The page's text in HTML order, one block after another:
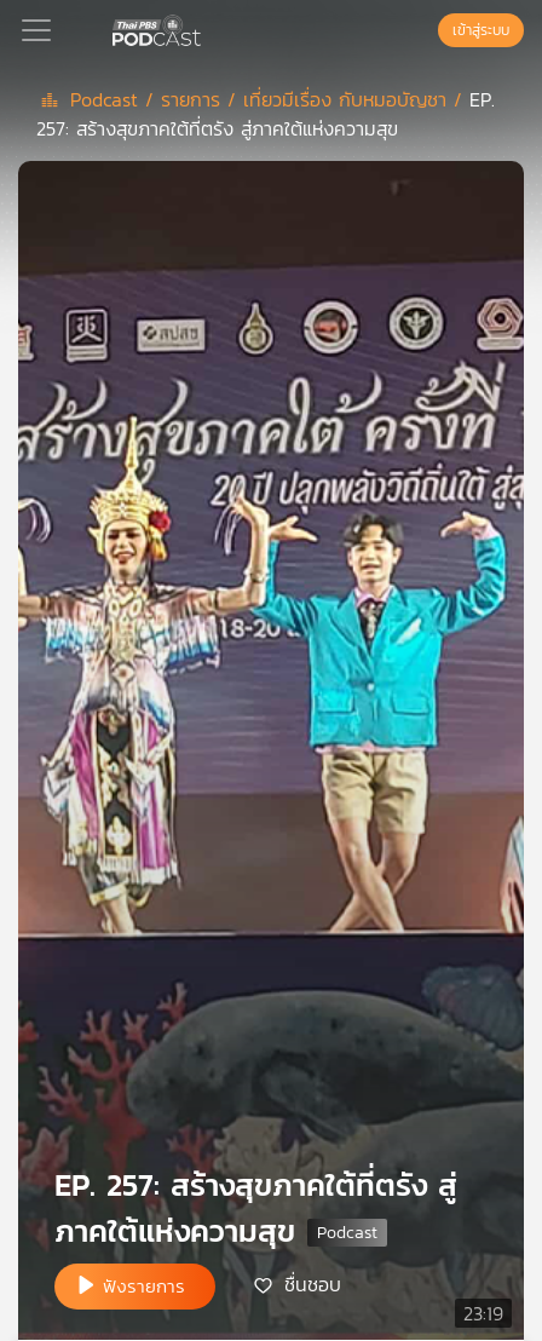
Podcast
ลิ
แนะนำ
เพล
ย์
ลิ
สต์
ของ
คุณ
เพลง
บทความ
ข่าว
กิจกรรม
เรา
เครือ
ข่าย
วิทยุ
ไทย
พี
เข้าสู่ระบบ
Podcast / รายการ / เที่ยวมีเรื่อง กับหมอบัญชา / EP.
257: สร้างสุขภาคใต้ที่ตรัง สู่ภาคใต้แห่งความสุข
23:19
EP. 257: สร้างสุขภาคใต้ที่ตรัง สู่
ภาคใต้แห่งความสุข
ฟังรายการ ชื่นชอบ